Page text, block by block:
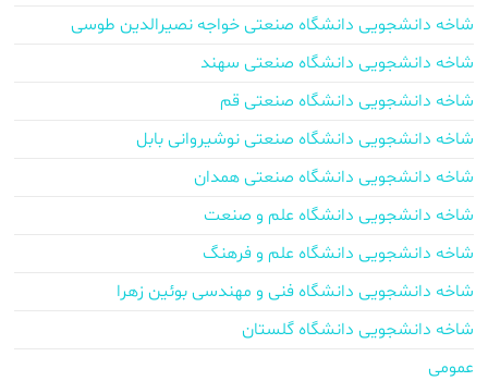
شاخه دانشجویی دانشگاه صنعتی خواجه نصیرالدین طوسی
شاخه دانشجویی دانشگاه صنعتی سهند
شاخه دانشجویی دانشگاه صنعتی قم
شاخه دانشجویی دانشگاه صنعتی نوشیروانی بابل
شاخه دانشجویی دانشگاه صنعتی همدان
شاخه دانشجویی دانشگاه علم و صنعت
شاخه دانشجویی دانشگاه علم و فرهنگ
شاخه دانشجویی دانشگاه فنی و مهندسی بوئین زهرا
شاخه دانشجویی دانشگاه گلستان
عمومی